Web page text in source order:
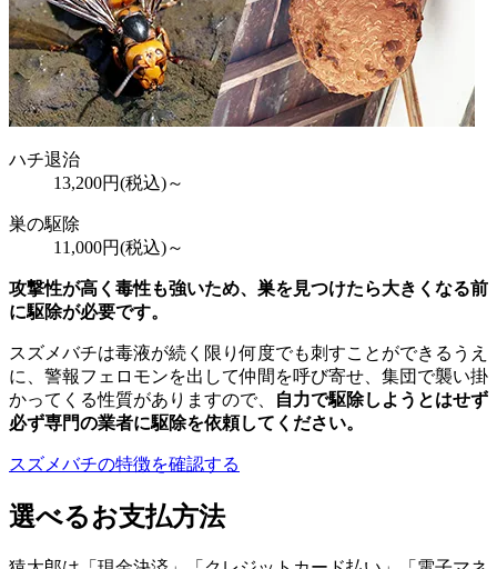
ハチ退治
13,200円(税込)～
巣の駆除
11,000円(税込)～
攻撃性が高く毒性も強いため、巣を見つけたら大きくなる前
に駆除が必要です。
スズメバチは毒液が続く限り何度でも刺すことができるうえ
に、警報フェロモンを出して仲間を呼び寄せ、集団で襲い掛
かってくる性質がありますので、
自力で駆除しようとはせず
必ず専門の業者に駆除を依頼してください。
スズメバチの特徴を確認する
選べるお支払方法